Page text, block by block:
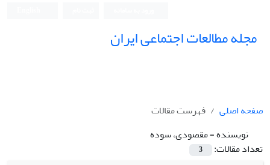
مجله مطالعات اجتماعی ایران
صفحه اصلی
فهرست مقالات
نویسنده =مقصودی، سوده
تعداد مقالات:
3